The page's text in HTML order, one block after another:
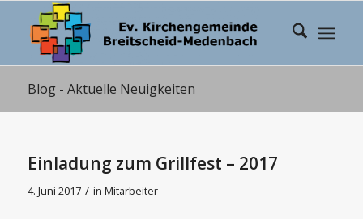
Blog - Aktuelle Neuigkeiten
Einladung zum Grillfest – 2017
4. Juni 2017 / in Mitarbeiter